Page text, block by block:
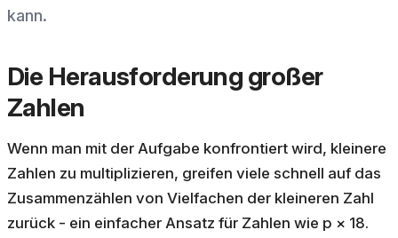
kann.
Die Herausforderung großer
Zahlen
Wenn man mit der Aufgabe konfrontiert wird, kleinere
Zahlen zu multiplizieren, greifen viele schnell auf das
Zusammenzählen von Vielfachen der kleineren Zahl
zurück - ein einfacher Ansatz für Zahlen wie p × 18.